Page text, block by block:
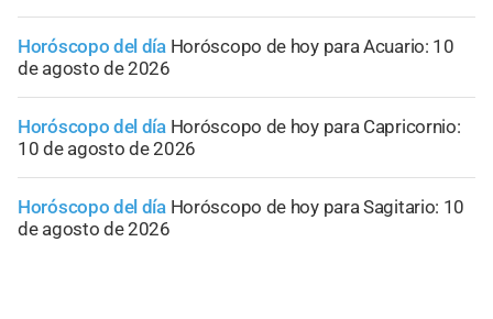
Horóscopo del día Horóscopo de hoy para Acuario: 10
de agosto de 2026
Horóscopo del día Horóscopo de hoy para Capricornio:
10 de agosto de 2026
Horóscopo del día Horóscopo de hoy para Sagitario: 10
de agosto de 2026